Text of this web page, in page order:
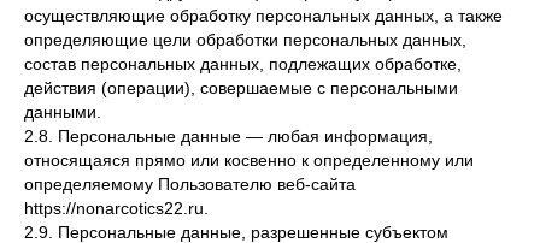
осуществляющие обработку персональных данных, а также
определяющие цели обработки персональных данных,
состав персональных данных, подлежащих обработке,
действия (операции), совершаемые с персональными
данными.
2.8. Персональные данные — любая информация,
относящаяся прямо или косвенно к определенному или
определяемому Пользователю веб-сайта
https://nonarcotics22.ru.
2.9. Персональные данные, разрешенные субъектом